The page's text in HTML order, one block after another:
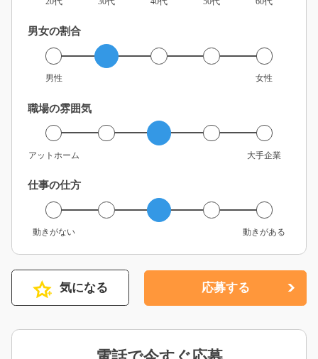
男女の割合
男性 女性
職場の雰囲気
アットホーム 大手企業
仕事の仕方
動きがない 動きがある
気になる 応募する